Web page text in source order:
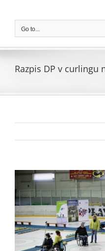
contentGo to...
Razpis DP v curlingu
View
Larger
Image